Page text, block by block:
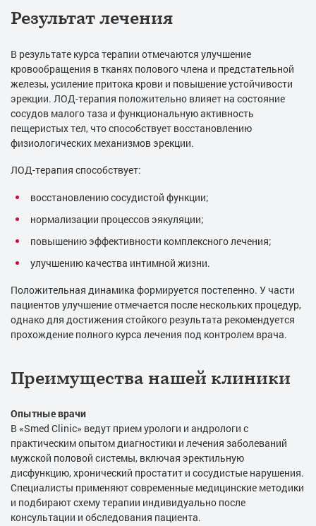
Результат лечения
В результате курса терапии отмечаются улучшение
кровообращения в тканях полового члена и предстательной
железы, усиление притока крови и повышение устойчивости
эрекции. ЛОД-терапия положительно влияет на состояние
сосудов малого таза и функциональную активность
пещеристых тел, что способствует восстановлению
физиологических механизмов эрекции.
ЛОД-терапия способствует:
восстановлению сосудистой функции;
нормализации процессов эякуляции;
повышению эффективности комплексного лечения;
улучшению качества интимной жизни.
Положительная динамика формируется постепенно. У части
пациентов улучшение отмечается после нескольких процедур,
однако для достижения стойкого результата рекомендуется
прохождение полного курса лечения под контролем врача.
Преимущества нашей клиники
Опытные врачи
В «Smed Clinic» ведут прием урологи и андрологи с
практическим опытом диагностики и лечения заболеваний
мужской половой системы, включая эректильную
дисфункцию, хронический простатит и сосудистые нарушения.
Специалисты применяют современные медицинские методики
и подбирают схему терапии индивидуально после
консультации и обследования пациента.